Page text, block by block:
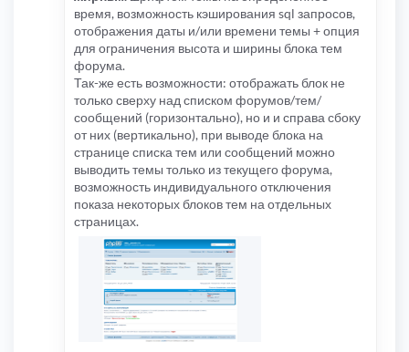
время, возможность кэширования sql запросов,
отображения даты и/или времени темы + опция
для ограничения высота и ширины блока тем
форума.
Так-же есть возможности: отображать блок не
только сверху над списком форумов/тем/
сообщений (горизонтально), но и и справа сбоку
от них (вертикально), при выводе блока на
странице списка тем или сообщений можно
выводить темы только из текущего форума,
возможность индивидуального отключения
показа некоторых блоков тем на отдельных
страницах.